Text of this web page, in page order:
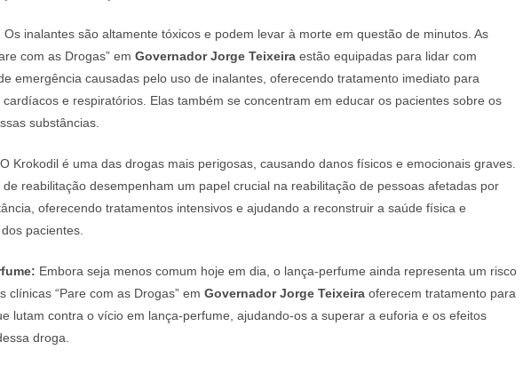
Os inalantes são altamente tóxicos e podem levar à morte em questão de minutos. As
com as Drogas” em Governador Jorge Teixeira estão equipadas para lidar com
emergência causadas pelo uso de inalantes, oferecendo tratamento imediato para
cardíacos e respiratórios. Elas também se concentram em educar os pacientes sobre os
substâncias.
O Krokodil é uma das drogas mais perigosas, causando danos físicos e emocionais graves.
de reabilitação desempenham um papel crucial na reabilitação de pessoas afetadas por
oferecendo tratamentos intensivos e ajudando a reconstruir a saúde física e
pacientes.
Embora seja menos comum hoje em dia, o lança-perfume ainda representa um risco
clínicas “Pare com as Drogas” em Governador Jorge Teixeira oferecem tratamento para
lutam contra o vício em lança-perfume, ajudando-os a superar a euforia e os efeitos
droga.